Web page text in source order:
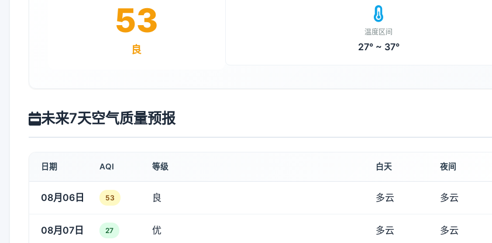
53
良
温度区间
27° ~ 37°
未来7天空气质量预报
日期 AQI 等级 白天 夜间
08月06日 53 良 多云 多云
08月07日 27 优 多云 多云